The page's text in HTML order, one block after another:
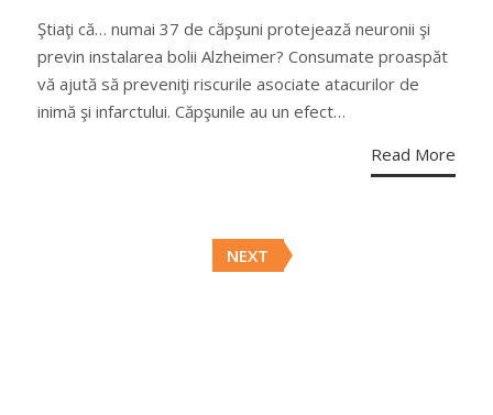
Ştiaţi că… numai 37 de căpşuni protejează neuronii şi
previn instalarea bolii Alzheimer? Consumate proaspăt
vă ajută să preveniţi riscurile asociate atacurilor de
inimă şi infarctului. Căpşunile au un efect…
Read More
navigation
NEXT